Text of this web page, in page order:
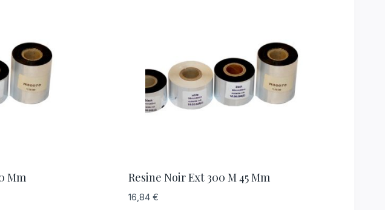
Mm Resine Noir Ext 300 M 45 Mm
16,84 €